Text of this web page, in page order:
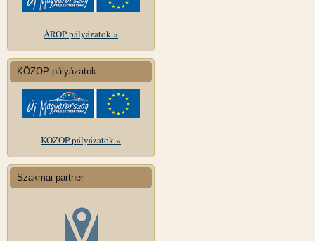
ÁROP pályázatok »
KÖZOP pályázatok
KÖZOP pályázatok »
Szakmai partner